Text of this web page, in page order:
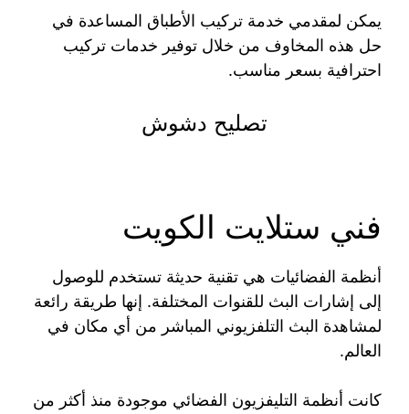
يمكن لمقدمي خدمة تركيب الأطباق المساعدة في
حل هذه المخاوف من خلال توفير خدمات تركيب
احترافية بسعر مناسب.
تصليح دشوش
فني ستلايت الكويت
أنظمة الفضائيات هي تقنية حديثة تستخدم للوصول
إلى إشارات البث للقنوات المختلفة. إنها طريقة رائعة
لمشاهدة البث التلفزيوني المباشر من أي مكان في
العالم.
كانت أنظمة التليفزيون الفضائي موجودة منذ أكثر من